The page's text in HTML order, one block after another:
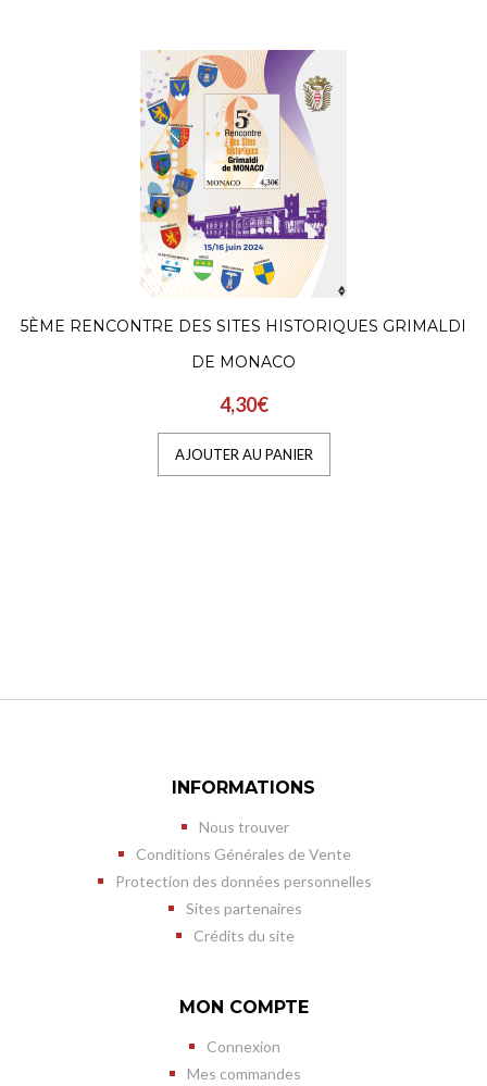
5ÈME RENCONTRE DES SITES HISTORIQUES GRIMALDI
DE MONACO
4,30€
AJOUTER AU PANIER
INFORMATIONS
Nous trouver
Conditions Générales de Vente
Protection des données personnelles
Sites partenaires
Crédits du site
MON COMPTE
Connexion
Mes commandes